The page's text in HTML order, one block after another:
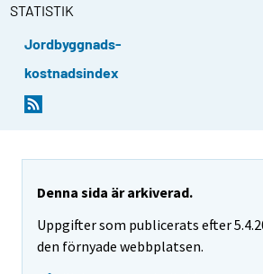
STATISTIK
Jordbyggnads-
kostnadsindex
Denna sida är arkiverad.
Uppgifter som publicerats efter
den förnyade webbplatsen.